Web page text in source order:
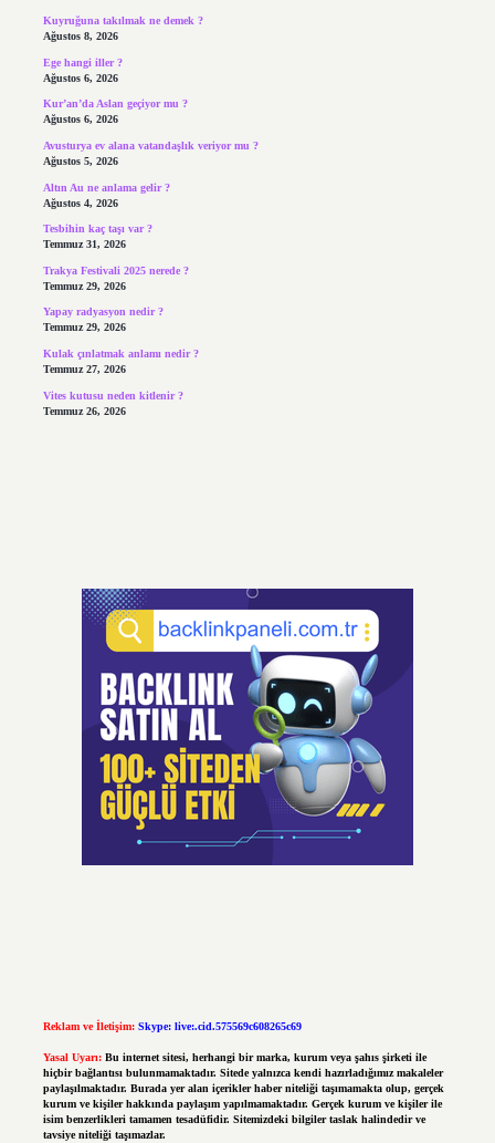
Kuyruğuna takılmak ne demek ?
Ağustos 8, 2026
Ege hangi iller ?
Ağustos 6, 2026
Kur’an’da Aslan geçiyor mu ?
Ağustos 6, 2026
Avusturya ev alana vatandaşlık veriyor mu ?
Ağustos 5, 2026
Altın Au ne anlama gelir ?
Ağustos 4, 2026
Tesbihin kaç taşı var ?
Temmuz 31, 2026
Trakya Festivali 2025 nerede ?
Temmuz 29, 2026
Yapay radyasyon nedir ?
Temmuz 29, 2026
Kulak çınlatmak anlamı nedir ?
Temmuz 27, 2026
Vites kutusu neden kitlenir ?
Temmuz 26, 2026
Reklam ve İletişim: Skype: live:.cid.575569c608265c69
Yasal Uyarı: Bu internet sitesi, herhangi bir marka, kurum veya şahıs şirketi ile
hiçbir bağlantısı bulunmamaktadır. Sitede yalnızca kendi hazırladığımız makaleler
paylaşılmaktadır. Burada yer alan içerikler haber niteliği taşımamakta olup, gerçek
kurum ve kişiler hakkında paylaşım yapılmamaktadır. Gerçek kurum ve kişiler ile
isim benzerlikleri tamamen tesadüfidir. Sitemizdeki bilgiler taslak halindedir ve
tavsiye niteliği taşımazlar.